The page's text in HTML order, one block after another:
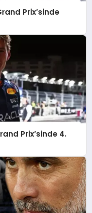
Prix’sinde
Prix’sinde 4.